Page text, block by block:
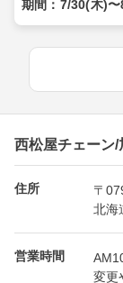
期間：7/30(木)
西松屋チェーン
住所
〒
北海
営業時間
変更